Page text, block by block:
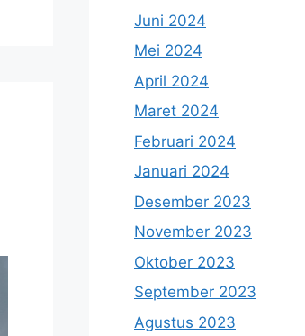
Juni 2024
Mei 2024
April 2024
Maret 2024
Februari 2024
Januari 2024
Desember 2023
November 2023
Oktober 2023
September 2023
Agustus 2023